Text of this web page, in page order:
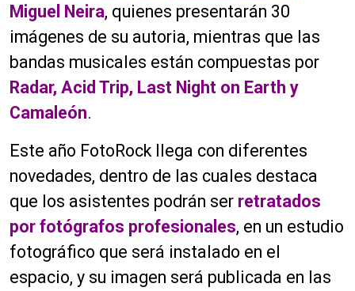
Miguel Neira, quienes presentarán 30
imágenes de su autoria, mientras que las
bandas musicales están compuestas por
Radar, Acid Trip, Last Night on Earth y
Camaleón.
Este año FotoRock llega con diferentes
novedades, dentro de las cuales destaca
que los asistentes podrán ser retratados
por fotógrafos profesionales, en un estudio
fotográfico que será instalado en el
espacio, y su imagen será publicada en las